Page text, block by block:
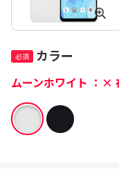
カラー
ムーンホワイト ：×